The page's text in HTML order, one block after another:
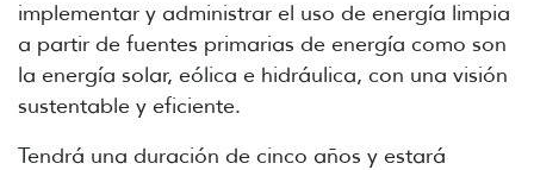
implementar y administrar el uso de energía limpia
a partir de fuentes primarias de energía como son
la energía solar, eólica e hidráulica, con una visión
sustentable y eficiente.
Tendrá una duración de cinco años y estará